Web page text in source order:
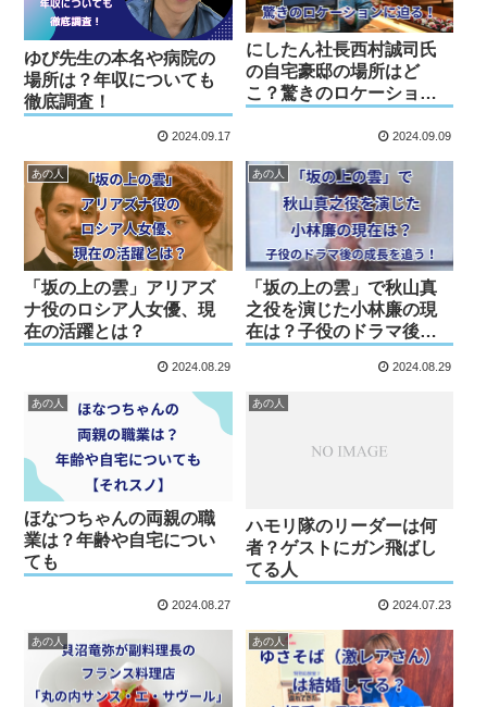
ゆび先生の本名や病院の
場所は？年収についても
徹底調査！
2024.09.17
にしたん社長西村誠司氏
の自宅豪邸の場所はど
こ？驚きのロケーション
2024.09.09
あの人
「坂の上の雲」アリアズ
ナ役のロシア人女優、現
在の活躍とは？
2024.08.29
あの人
「坂の上の雲」で秋山真
之役を演じた小林廉の現
在は？子役のドラマ後の
2024.08.29
あの人
ほなつちゃんの両親の職
業は？年齢や自宅につい
ても
2024.08.27
あの人
ハモリ隊のリーダーは何
者？ゲストにガン飛ばし
てる人
2024.07.23
あの人 あの人